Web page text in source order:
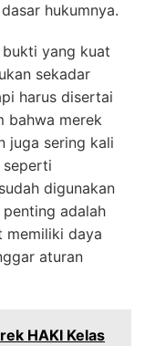
hukumnya.
bukti yang kuat
sekadar
harus disertai
bahwa merek
juga sering kali
seperti
digunakan
adalah
memiliki daya
aturan
HAKI Kelas